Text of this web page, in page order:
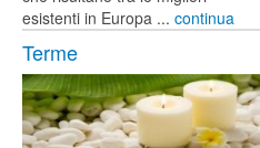
esistenti in Europa ... continua
Terme